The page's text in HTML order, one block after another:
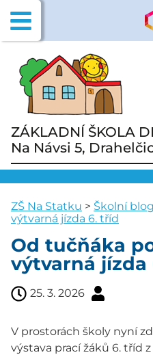
ZÁKLADNÍ ŠKOLA
Na Návsi 5,
ZŠ Na Statku > Školní blog
výtvarná jízda 6. tříd
Od tučňáka
výtvarná jízda
25. 3. 2026
V prostorách školy nyní
výstava prací žáků 6. tříd